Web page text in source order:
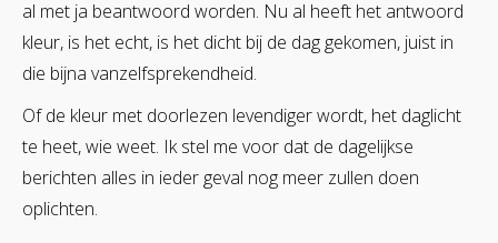
al met ja beantwoord worden. Nu al heeft het antwoord
kleur, is het echt, is het dicht bij de dag gekomen, juist in
die bijna vanzelfsprekendheid.
Of de kleur met doorlezen levendiger wordt, het daglicht
te heet, wie weet. Ik stel me voor dat de dagelijkse
berichten alles in ieder geval nog meer zullen doen
oplichten.